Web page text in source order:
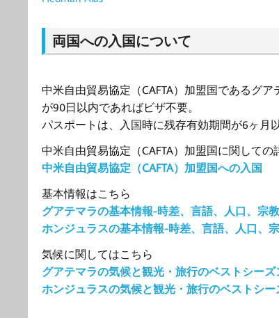
両国への入国について
中米自由貿易協定（CAFTA）加盟国であるグ
が90日以内であればビザ不要。
パスポートは、入国時に残存有効期間が6ヶ月以
中米自由貿易協定（CAFTA）加盟国に関しての
中米自由貿易協定（CAFTA）加盟国への入国
基本情報はこちら
グアテマラの基本情報-時差、言語、人口、宗
ホンジュラスの基本情報-時差、言語、人口、
気候に関してはこちら
グアテマラの気候と観光・旅行のベストシーズ
ホンジュラスの気候と観光・旅行のベストシー